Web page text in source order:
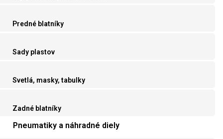
Predné blatníky
Sady plastov
Svetlá, masky, tabulky
Zadné blatníky
Pneumatiky a náhradné diely